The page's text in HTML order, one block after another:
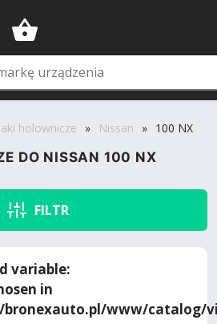
holownicze » Nissan » 100 NX
DO NISSAN 100 NX
FILTR
variable:
in
bronexauto.pl/www/catalog/